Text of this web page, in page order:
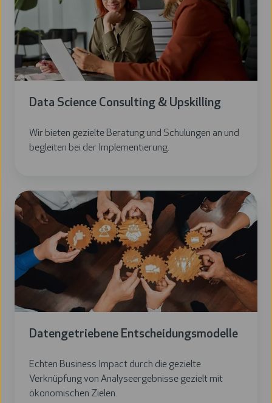
Data Science Consulting & Upskilling
Wir bieten gezielte Beratung und Schulungen an und
begleiten bei der Implementierung.
Datengetriebene Entscheidungsmodelle
Echten Business Impact durch die gezielte
Verknüpfung von Analyseergebnisse gezielt mit
ökonomischen Zielen.